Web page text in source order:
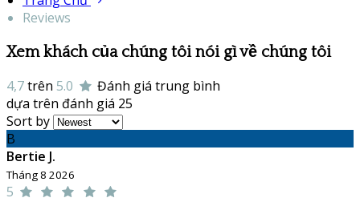
Reviews
Xem khách của chúng tôi nói gì về chúng tôi
4,7trên 5.0
Đánh giá trung bình
dựa trên đánh giá 25
Sort by
B
Bertie J.
Tháng 8 2026
5